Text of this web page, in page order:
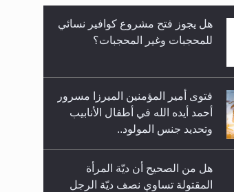
رأيٌ في لغة المسيح الموعود عليه
السلام.. 4...
فتوى أمير المؤمنين الميرزا مسرور
أحمد أيده الله في أطفال الأنابيب
هل من الصحيح أن ديّة المرأة
المقتولة تساوي نصف ديّة الرجل
المقتول؟
هل تعتبر الأشفار الاصطناعية
(الرموش الاصطناعية) والأظافر